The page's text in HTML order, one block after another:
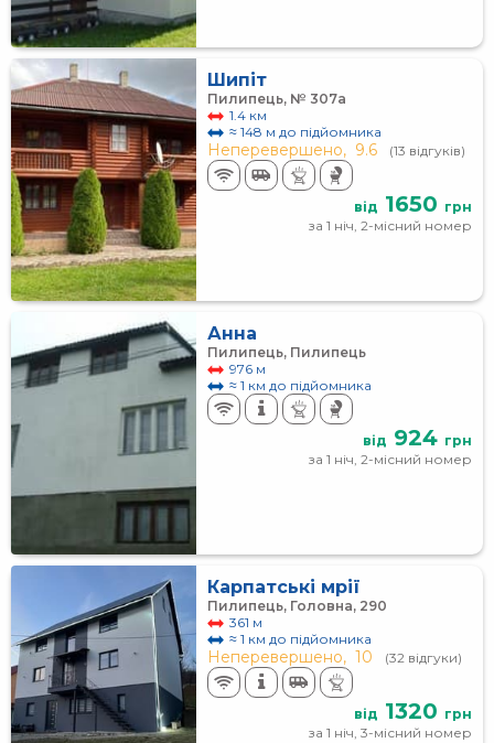
Шипіт
Пилипець, № 307а
1.4 км
≈ 148 м до підйомника
Неперевершено, 9.6 (13 відгуків)
від 1650 грн
за 1 ніч, 2-місний номер
Анна
Пилипець, Пилипець
976 м
≈ 1 км до підйомника
від 924 грн
за 1 ніч, 2-місний номер
Карпатські мрії
Пилипець, Головна, 290
361 м
≈ 1 км до підйомника
Неперевершено, 10 (32 відгуки)
від 1320 грн
за 1 ніч, 3-місний номер